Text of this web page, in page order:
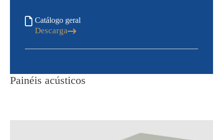
Painéis acústicos
Catálogo geral
Descarga